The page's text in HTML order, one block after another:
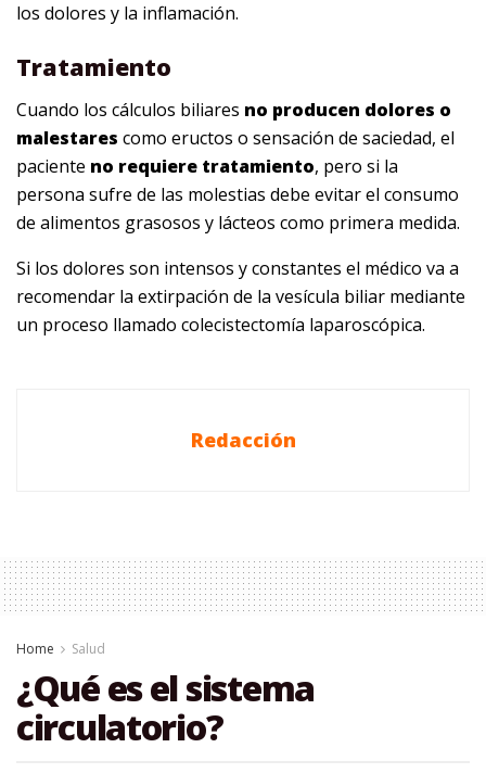
los dolores y la inflamación.
Tratamiento
Cuando los cálculos biliares no producen dolores o
malestares como eructos o sensación de saciedad, el
paciente no requiere tratamiento, pero si la
persona sufre de las molestias debe evitar el consumo
de alimentos grasosos y lácteos como primera medida.
Si los dolores son intensos y constantes el médico va a
recomendar la extirpación de la vesícula biliar mediante
un proceso llamado colecistectomía laparoscópica.
Redacción
Home Salud
¿Qué es el sistema
circulatorio?